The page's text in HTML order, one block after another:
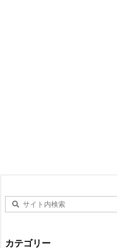
カテゴリー